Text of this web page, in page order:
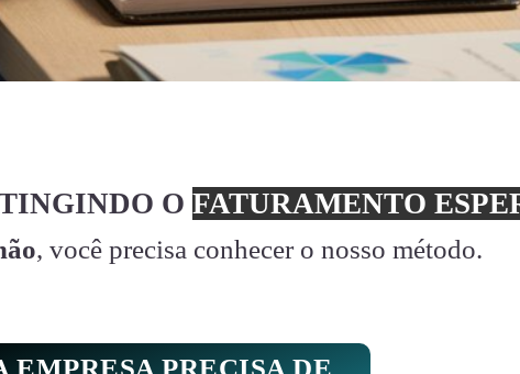
O FATURAMENTO
, você precisa conhecer o nosso método.